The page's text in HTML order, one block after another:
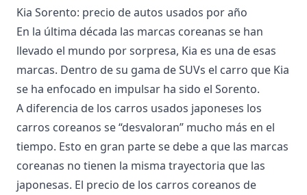
Kia Sorento: precio de autos usados por año
En la última década las marcas coreanas se han
llevado el mundo por sorpresa, Kia es una de esas
marcas. Dentro de su gama de SUVs el carro que Kia
se ha enfocado en impulsar ha sido el Sorento.
A diferencia de los carros usados japoneses los
carros coreanos se “desvaloran” mucho más en el
tiempo. Esto en gran parte se debe a que las marcas
coreanas no tienen la misma trayectoria que las
japonesas. El precio de los carros coreanos de